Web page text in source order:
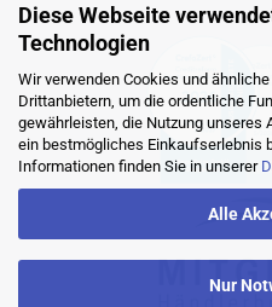
Diese Webseite
Technologien
Wir verwenden Cookies und
Drittanbietern, um die ordentliche
gewährleisten, die Nutzung unseres
ein bestmögliches Einkaufserlebnis
Informationen finden Sie in unserer
Alle
Nur